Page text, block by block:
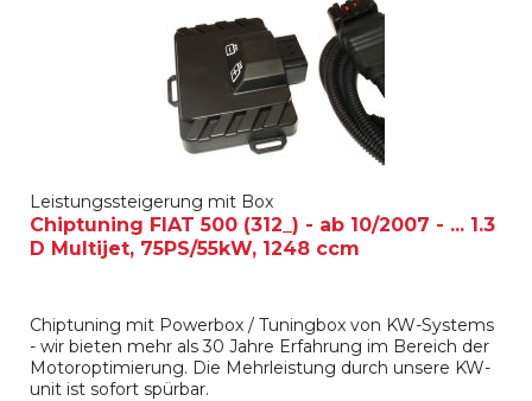
Leistungssteigerung mit Box
Chiptuning FIAT 500 (312_) - ab 10/2007 - ... 1.3
D Multijet, 75PS/55kW, 1248 ccm
Chiptuning mit Powerbox / Tuningbox von KW-Systems
- wir bieten mehr als 30 Jahre Erfahrung im Bereich der
Motoroptimierung. Die Mehrleistung durch unsere KW-
unit ist sofort spürbar.